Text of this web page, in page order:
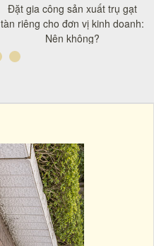
Đặt gia công sản xuất trụ gạt
tàn riêng cho đơn vị kinh doanh:
Nên không?